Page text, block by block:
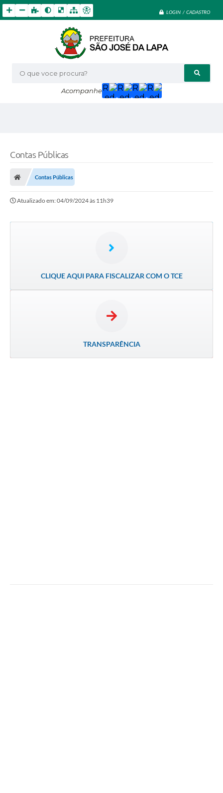
LOGIN / CADASTRO
O que voce procura?
Acompanhe
Contas Públicas
Contas Públicas
Atualizado em: 04/09/2024 às 11h39
CLIQUE AQUI PARA FISCALIZAR COM O TCE
TRANSPARÊNCIA